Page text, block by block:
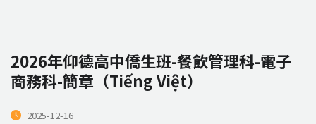
2026年仰德高中僑生班-餐飲管理科-電子
商務科-簡章（Tiếng Việt）
2025-12-16